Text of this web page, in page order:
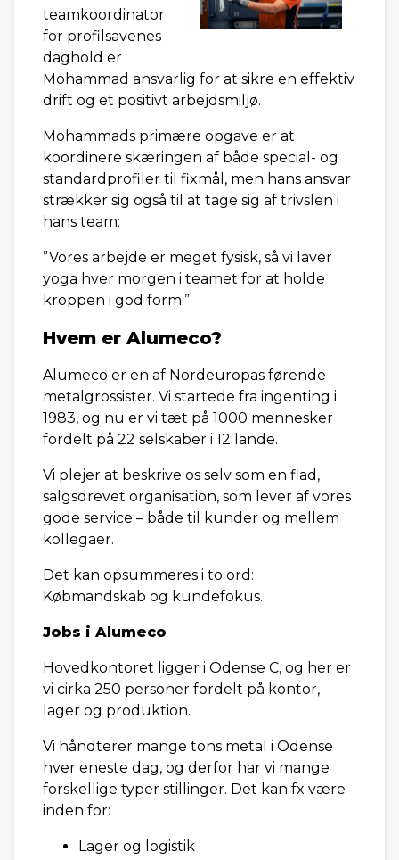
teamkoordinator
for profilsavenes
daghold er
Mohammad ansvarlig for at sikre en effektiv
drift og et positivt arbejdsmiljø.
Mohammads primære opgave er at
koordinere skæringen af både special- og
standardprofiler til fixmål, men hans ansvar
strækker sig også til at tage sig af trivslen i
hans team:
”Vores arbejde er meget fysisk, så vi laver
yoga hver morgen i teamet for at holde
kroppen i god form.”
Hvem er Alumeco?
Alumeco er en af Nordeuropas førende
metalgrossister. Vi startede fra ingenting i
1983, og nu er vi tæt på 1000 mennesker
fordelt på 22 selskaber i 12 lande.
Vi plejer at beskrive os selv som en flad,
salgsdrevet organisation, som lever af vores
gode service – både til kunder og mellem
kollegaer.
Det kan opsummeres i to ord:
Købmandskab og kundefokus.
Jobs i Alumeco
Hovedkontoret ligger i Odense C, og her er
vi cirka 250 personer fordelt på kontor,
lager og produktion.
Vi håndterer mange tons metal i Odense
hver eneste dag, og derfor har vi mange
forskellige typer stillinger. Det kan fx være
inden for:
Lager og logistik